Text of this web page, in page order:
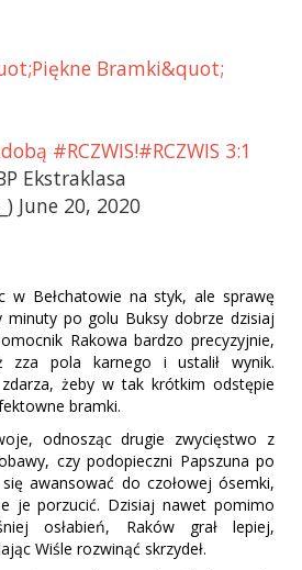
Bramki&quot;
#RCZWIS!#RCZWIS 3:1
Ekstraklasa
June 20, 2020
w Bełchatowie na styk, ale sprawę
minuty po golu Buksy dobrze dzisiaj
Rakowa bardzo precyzyjnie,
zza pola karnego i ustalił wynik.
żeby w tak krótkim odstępie
bramki.
odnosząc drugie zwycięstwo z
czy podopieczni Papszuna po
awansować do czołowej ósemki,
je porzucić. Dzisiaj nawet pomimo
osłabień, Raków grał lepiej,
Wiśle rozwinąć skrzydeł.